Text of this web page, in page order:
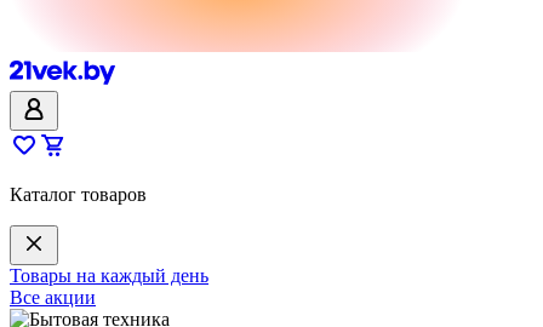
Каталог товаров
Товары на каждый день
Все акции